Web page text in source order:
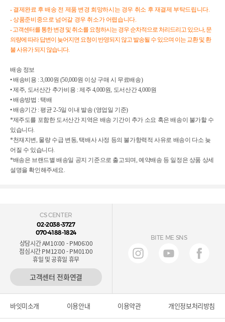
- 결제완료 후 배송 전 제품 변경 희망하시는 경우 취소 후 재결제 부탁드립니다.
- 상품준비중으로 넘어갈 경우 취소가 어렵습니다.
- 고객센터를 통한 변경 및 취소를 요청하시는 경우 순차적으로 처리드리고 있으나, 문
의량에 따라 답변이 늦어지면 요청이 반영되지 않고 발송될 수 있으며 이는 교환 및 환
불 사유가 되지 않습니다.
배송 정보
• 배송비용 : 3,000원 (50,000원 이상 구매 시 무료배송)
• 제주, 도서산간 추가비용 : 제주 4,000원, 도서산간 4,000원
• 배송방법 : 택배
• 배송기간 : 평균 2-5일 이내 발송 (영업일 기준)
*제주도를 포함한 도서산간 지역은 배송 기간이 추가 소요 혹은 배송이 불가할 수
있습니다.
*천재지변, 물량 수급 변동, 택배사 사정 등의 불가항력적 사유로 배송이 다소 늦
어질 수 있습니다.
*배송은 브랜드별 배송일 공지 기준으로 출고되며, 예약배송 등 일정은 상품 상세
설명을 확인해주세요.
CS CENTER
02-2038-3727
070-4188-1824
상담시간 AM10:00 - PM06:00
점심시간 PM12:00 - PM01:00
휴일 및 공휴일 휴무
고객센터 전화연결
BITE ME SNS
바잇미소개 이용안내 이용약관 개인정보처리방침